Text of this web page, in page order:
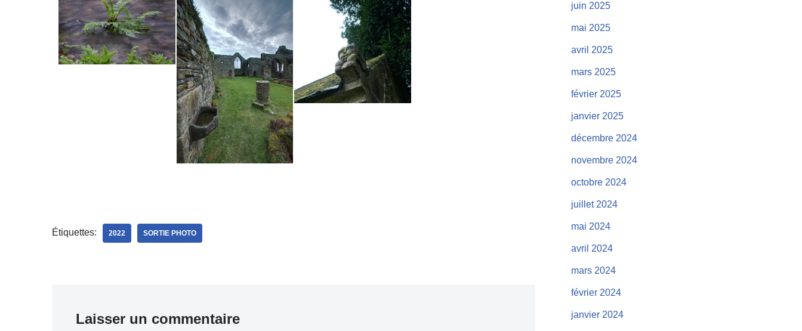
Étiquettes: 2022 SORTIE PHOTO
Laisser un commentaire
juin 2025
mai 2025
avril 2025
mars 2025
février 2025
janvier 2025
décembre 2024
novembre 2024
octobre 2024
juillet 2024
mai 2024
avril 2024
mars 2024
février 2024
janvier 2024